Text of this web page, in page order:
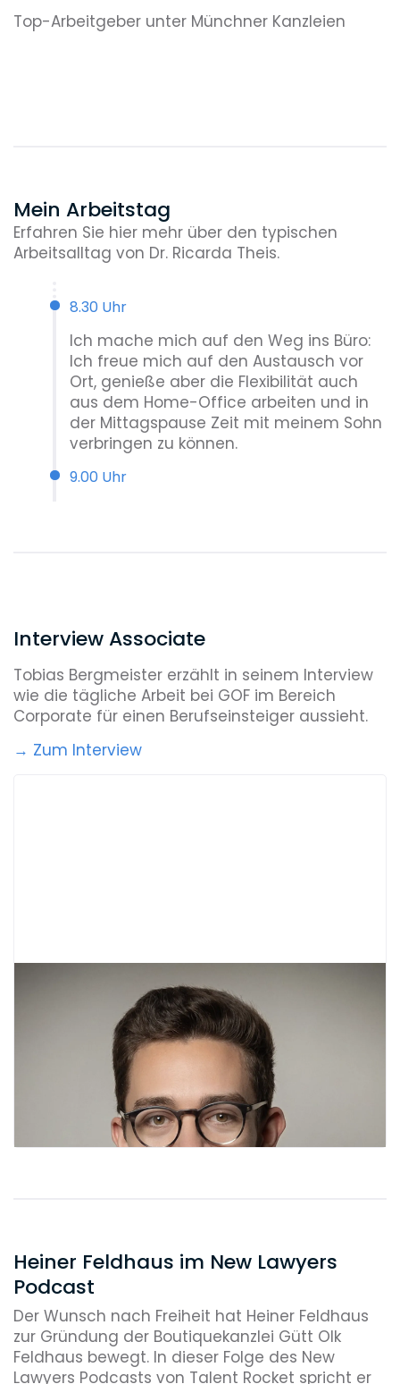
Top-Arbeitgeber unter Münchner Kanzleien
Mein Arbeitstag
Erfahren Sie hier mehr über den typischen
Arbeitsalltag von Dr. Ricarda Theis.
8.30 Uhr
Ich mache mich auf den Weg ins Büro:
Ich freue mich auf den Austausch vor
Ort, genieße aber die Flexibilität auch
aus dem Home-Office arbeiten und in
der Mittagspause Zeit mit meinem Sohn
verbringen zu können.
9.00 Uhr
Wir sprechen mit einem Mandanten zu
Entwurf eines
Geschäftsanteilskaufvertrags.
gehen alle Associates gemeinsam in
Umgebung.
13.15 Uhr
Nach dem Mittagessen gibt es noch
einen gemeinsamen Espresso aus der
Siebträgermaschine in unserer Lounge.
13.30 Uhr
14.00 Uhr
Ich erläutere unserer Referendarin die
Recherche einer Rechtsfrage.
14.30 Uhr
Interview Associate
Tobias Bergmeister erzählt in seinem Interview
wie die tägliche Arbeit bei GOF im Bereich
Corporate für einen Berufseinsteiger aussieht.
→ Zum Interview
Heiner Feldhaus im New Lawyers
Podcast
Der Wunsch nach Freiheit hat Heiner Feldhaus
zur Gründung der Boutiquekanzlei Gütt Olk
Feldhaus bewegt. In dieser Folge des New
Lawyers Podcasts von Talent Rocket spricht er